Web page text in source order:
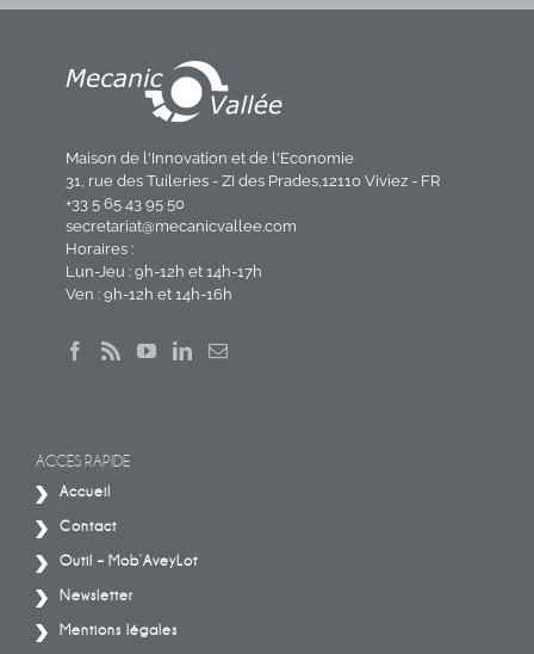
Maison de l'Innovation et de l'Economie
31, rue des Tuileries - ZI des Prades,12110 Viviez - FR
+33 5 65 43 95 50
secretariat@mecanicvallee.com
Horaires :
Lun-Jeu : 9h-12h et 14h-17h
Ven : 9h-12h et 14h-16h
ACCÈS RAPIDE
Accueil
Contact
Outil – Mob’AveyLot
Newsletter
Mentions légales